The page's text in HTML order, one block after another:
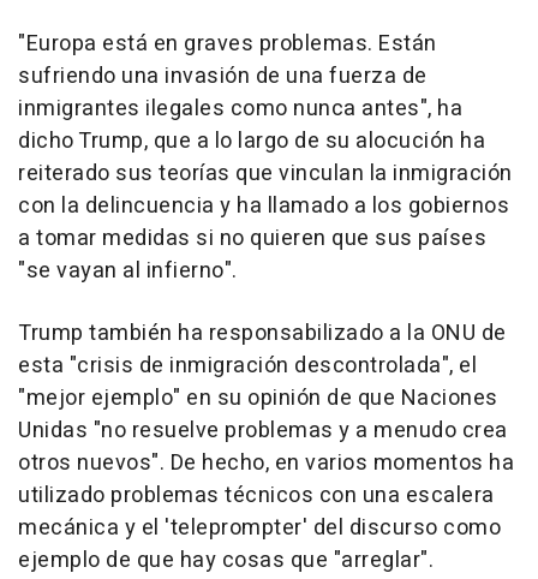
"Europa está en graves problemas. Están
sufriendo una invasión de una fuerza de
inmigrantes ilegales como nunca antes", ha
dicho Trump, que a lo largo de su alocución ha
reiterado sus teorías que vinculan la inmigración
con la delincuencia y ha llamado a los gobiernos
a tomar medidas si no quieren que sus países
"se vayan al infierno".
Trump también ha responsabilizado a la ONU de
esta "crisis de inmigración descontrolada", el
"mejor ejemplo" en su opinión de que Naciones
Unidas "no resuelve problemas y a menudo crea
otros nuevos". De hecho, en varios momentos ha
utilizado problemas técnicos con una escalera
mecánica y el 'teleprompter' del discurso como
ejemplo de que hay cosas que "arreglar".